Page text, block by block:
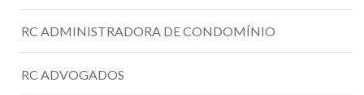
RC ADMINISTRADORA DE CONDOMÍNIO
RC ADVOGADOS